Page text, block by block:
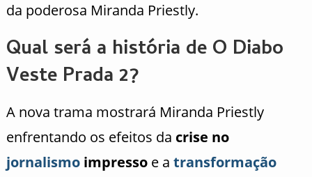
da poderosa Miranda Priestly.
Qual será a história de O Diabo
Veste Prada 2?
A nova trama mostrará Miranda Priestly
enfrentando os efeitos da crise no
jornalismoimpressoe a transformação